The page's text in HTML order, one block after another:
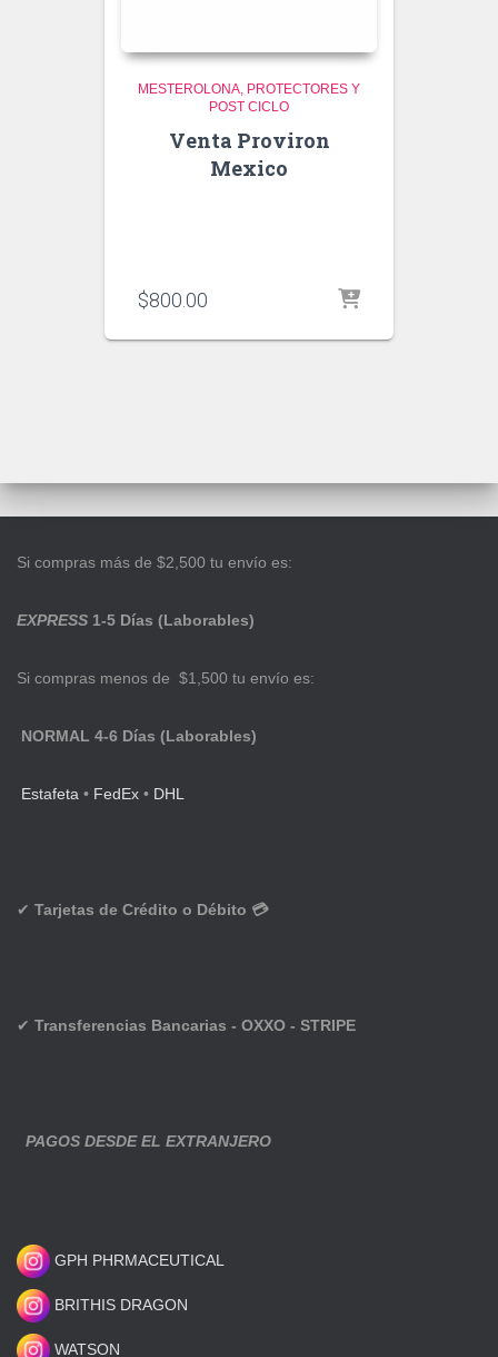
MESTEROLONA PROTECTORES Y
POST CICLO
Venta Proviron
Mexico
$800.00
Si compras más de $2,500 tu envío es:
EXPRESS 1-5 Días (Laborables)
Si compras menos de $1,500 tu envío es:
NORMAL 4-6 Días (Laborables)
Estafeta • FedEx • DHL
✔ Tarjetas de Crédito o Débito 💳
✔ Transferencias Bancarias - OXXO - STRIPE
PAGOS DESDE EL EXTRANJERO
GPH PHRMACEUTICAL
BRITHIS DRAGON
WATSON